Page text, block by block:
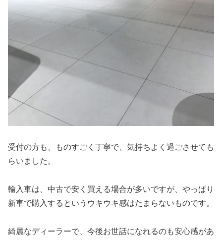
受付の方も、ものすごく丁寧で、気持ちよく過ごさせても
らいました。
輸入車は、中古で安く買える場合が多いですが、やっぱり
新車で購入するというウキウキ感はたまらないものです。
綺麗なディーラーで、今後お世話になれるのも安心感があ